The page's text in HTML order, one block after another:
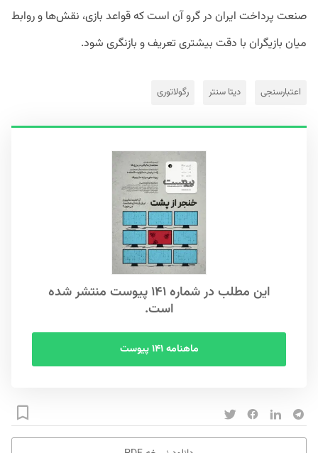
صنعت پرداخت ایران در گرو آن است که قواعد بازی، نقش‌ها و روابط
میان بازیگران با دقت بیشتری تعریف و بازنگری شود.
اعتبارسنجی دیتا سنتر رگولاتوری
این مطلب در شماره ۱۴۱ پیوست منتشر شده
است.
ماهنامه ۱۴۱ پیوست